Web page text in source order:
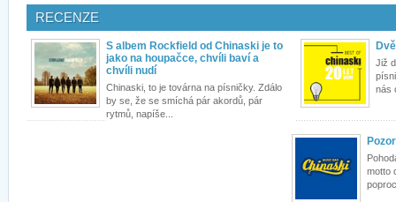
RECENZE
S albem Rockfield od Chinaski je to
jako na houpačce, chvíli baví a
chvíli nudí
Chinaski, to je továrna na písničky. Zdálo
by se, že se smíchá pár akordů, pár
rytmů, napíše...
Již
nás
motto